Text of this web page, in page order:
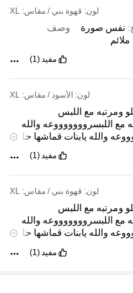
لون: قهوة بني / مقاس: XL
نفس صورة
وصف
ملائم
مفيد(1)
لون: الأسود / مقاس: XL
ومرتبه مع اللبس
مع اللبسروووووووعه والله
والله يابنات قماشها حلو
ومرتبهمع
روووووووعهوالله
واللهيابناتقماشهاحلو
حلو ومرتبه
مع
معاللبس
مفيد(1)
لون: قهوة بني / مقاس: XL
ومرتبه مع اللبس
مع اللبسروووووووعه والله
والله يابنات قماشها حلو
روووووووعهوالله
مفيد (1)